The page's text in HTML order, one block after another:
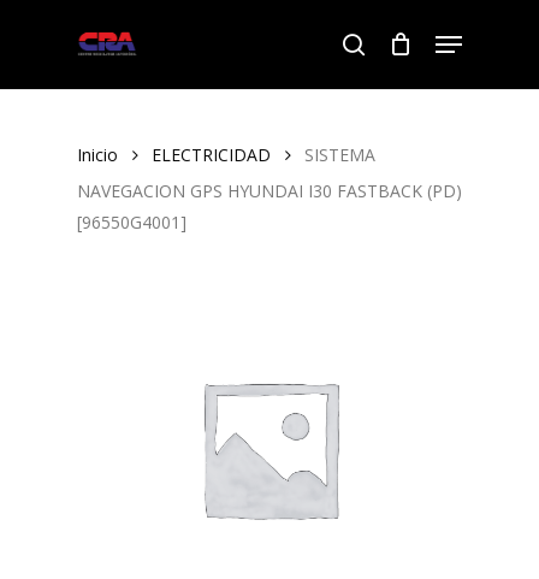
search
Menu
Inicio ELECTRICIDAD
SISTEMA
NAVEGACION GPS HYUNDAI I30 FASTBACK (PD)
[96550G4001]